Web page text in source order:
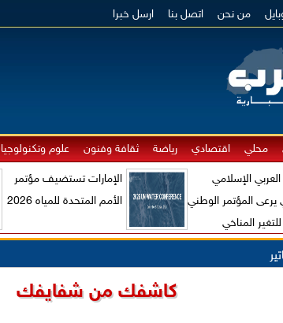
من نحن اتصل بنا ارسل خبرا
محلي اقتصادي رياضة ثقافة وفنون علوم وتكنولوجيا
الإسلامي
يرعى المؤتمر الوطني
للتغير المناخي
الإمارات تستضيف مؤتمر
الأمم المتحدة للمياه 2026
كاشفك من شفايفك